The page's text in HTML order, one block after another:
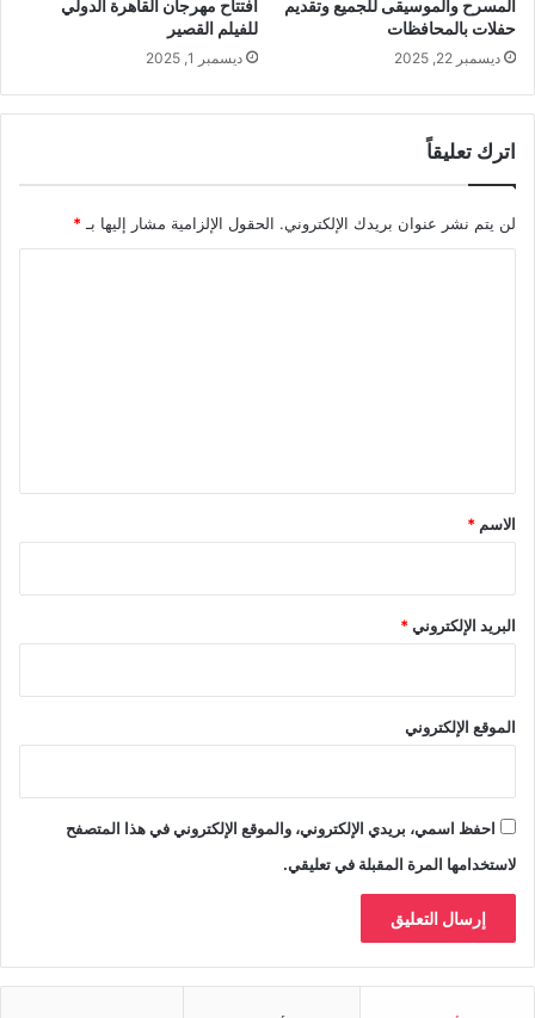
المسرح والموسيقى للجميع وتقديم
حفلات بالمحافظات
ديسمبر 22, 2025
افتتاح مهرجان القاهرة الدولي
للفيلم القصير
ديسمبر 1, 2025
اترك تعليقاً
لن يتم نشر عنوان بريدك الإلكتروني. الحقول الإلزامية مشار إليها بـ *
*
الاسم *
البريد الإلكتروني*
الموقع الإلكتروني
احفظ اسمي، بريدي الإلكتروني، والموقع الإلكتروني في هذا المتصفح
لاستخدامها المرة المقبلة في تعليقي.